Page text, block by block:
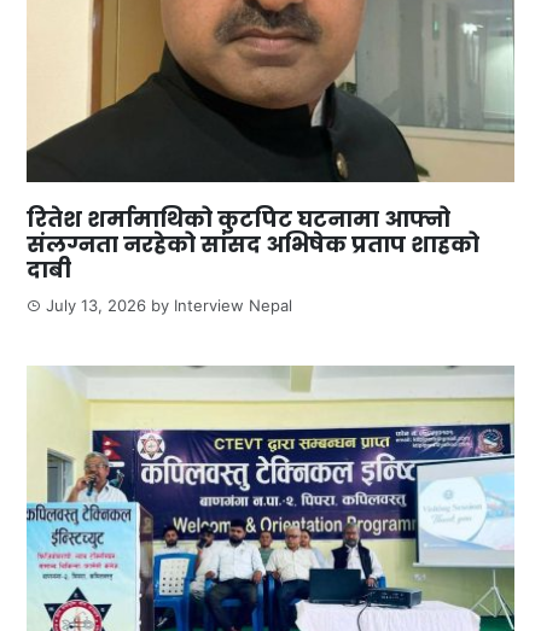
रितेश शर्मामाथिको कुटपिट घटनामा आफ्नो
संलग्नता नरहेको सांसद अभिषेक प्रताप शाहको
दाबी
July 13, 2026 by Interview Nepal